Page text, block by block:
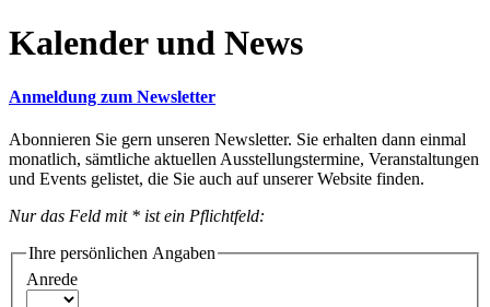
Kalender und News
Anmeldung zum Newsletter
Abonnieren Sie gern unseren Newsletter. Sie erhalten dann einmal
monatlich, sämtliche aktuellen Ausstellungstermine, Veranstaltungen
und Events gelistet, die Sie auch auf unserer Website finden.
Nur das Feld mit * ist ein Pflichtfeld:
Ihre persönlichen Angaben
Anrede